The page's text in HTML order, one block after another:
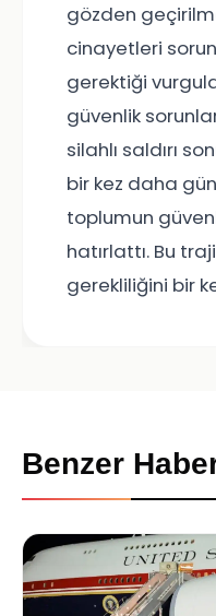
gözden
cinayetleri
gerektiği
güvenlik
silahlı saldırı
bir kez daha
toplumun
hatırlattı. Bu
gerekliliğini bir
Benzer